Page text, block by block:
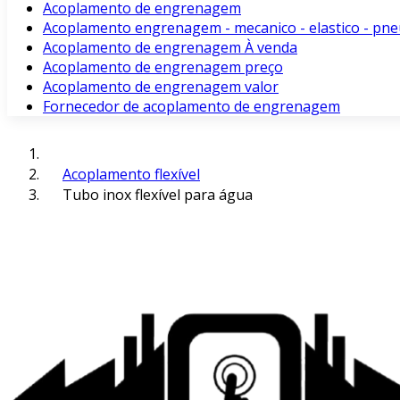
Acoplamento de engrenagem
Acoplamento engrenagem - mecanico - elastico -
Acoplamento de engrenagem À venda
Acoplamento de engrenagem preço
Acoplamento de engrenagem valor
Fornecedor de acoplamento de engrenagem
Acoplamento flexível
Tubo inox flexível para água